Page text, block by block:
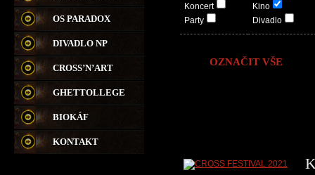
OS PARADOX
DIVADLO NP
CROSS’N’ART
GHETTOLLEGE
BIOKÁF
KONTAKT
Koncert
Party
Kino
Divadlo
OZNAČIT VŠE